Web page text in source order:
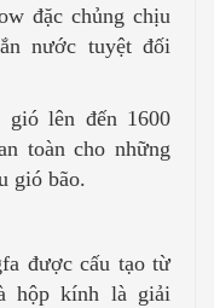
đặc chủng chịu
nước tuyệt đối
gió lên đến 1600
toàn cho những
gió bão.
được cấu tạo từ
hộp kính là giải